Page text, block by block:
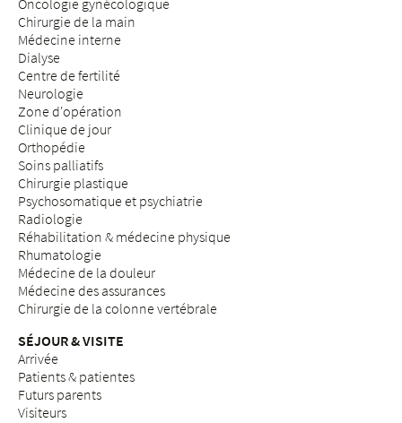
Oncologie gynécologique
Chirurgie de la main
Médecine interne
Dialyse
Centre de fertilité
Neurologie
Zone d'opération
Clinique de jour
Orthopédie
Soins palliatifs
Chirurgie plastique
Psychosomatique et psychiatrie
Radiologie
Réhabilitation & médecine physique
Rhumatologie
Médecine de la douleur
Médecine des assurances
Chirurgie de la colonne vertébrale
SÉJOUR & VISITE
Arrivée
Patients & patientes
Futurs parents
Visiteurs